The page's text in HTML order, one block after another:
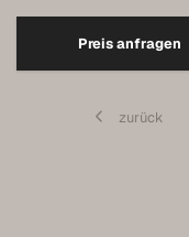
Preis anfragen
zurück
Entretien